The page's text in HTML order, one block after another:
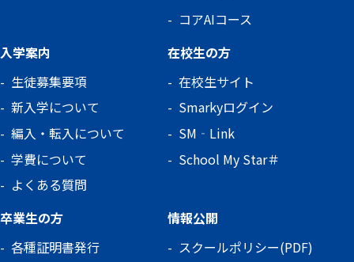
コアAIコース
入学案内
生徒募集要項
新入学について
編入・転入について
学費について
よくある質問
在校生の方
在校生サイト
Smarkyログイン
SM‐Link
School My Star＃
卒業生の方
各種証明書発行
情報公開
スクールポリシー(PDF)